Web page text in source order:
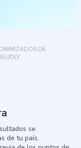
DE
se
de tu país.